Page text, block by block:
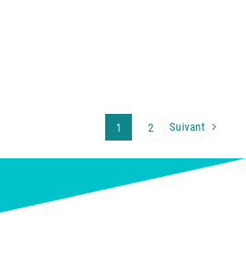
1 2 Suivant